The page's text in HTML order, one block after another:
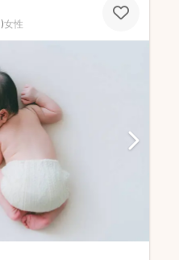
)女性